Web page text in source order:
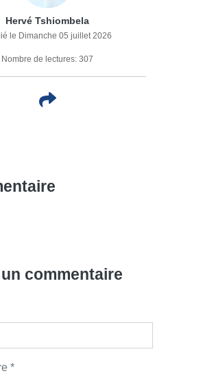
Hervé Tshiombela
le Dimanche 05 juillet 2026
Nombre de lectures: 307
commentaire
*